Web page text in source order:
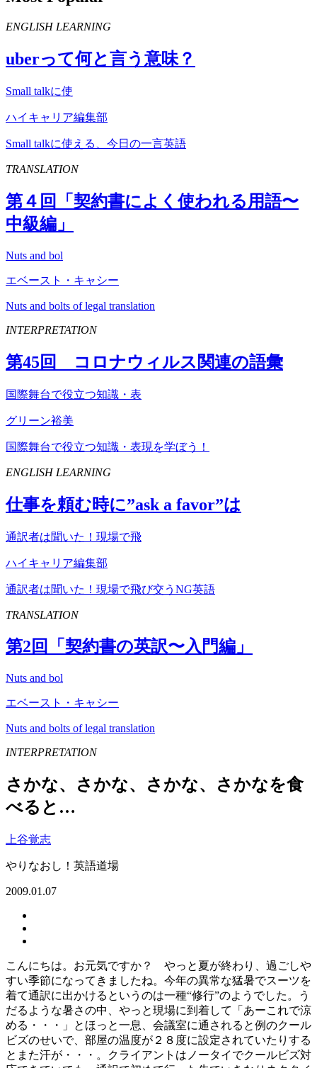
ENGLISH LEARNING
uberって何と言う意味？
Small talkに使
ハイキャリア編集部
Small talkに使える、今日の一言英語
TRANSLATION
第４回「契約書によく使われる用語〜
中級編」
Nuts and bol
エベースト・キャシー
Nuts and bolts of legal translation
INTERPRETATION
第45回 コロナウィルス関連の語彙
国際舞台で役立つ知識・表
グリーン裕美
国際舞台で役立つ知識・表現を学ぼう！
ENGLISH LEARNING
仕事を頼む時に”ask a favor”は
通訳者は聞いた！現場で飛
ハイキャリア編集部
通訳者は聞いた！現場で飛び交うNG英語
TRANSLATION
第2回「契約書の英訳〜入門編」
Nuts and bol
エベースト・キャシー
Nuts and bolts of legal translation
INTERPRETATION
さかな、さかな、さかな、さかなを食
べると…
上谷覚志
やりなおし！英語道場
2009.01.07
こんにちは。お元気ですか？ やっと夏が終わり、過ごしや
すい季節になってきましたね。今年の異常な猛暑でスーツを
着て通訳に出かけるというのは一種“修行”のようでした。う
だるような暑さの中、やっと現場に到着して「あーこれで涼
める・・・」とほっと一息、会議室に通されると例のクール
ビズのせいで、部屋の温度が２８度に設定されていたりする
とまた汗が・・・。クライアントはノータイでクールビズ対